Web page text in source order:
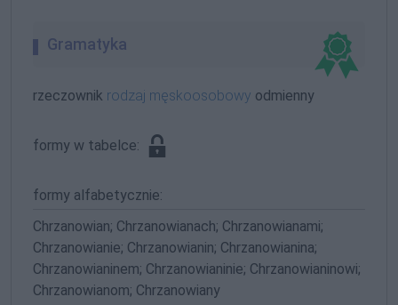
Gramatyka
rzeczownik rodzaj męskoosobowy odmienny
formy w tabelce:
formy alfabetycznie:
Chrzanowian; Chrzanowianach; Chrzanowianami;
Chrzanowianie; Chrzanowianin; Chrzanowianina;
Chrzanowianinem; Chrzanowianinie; Chrzanowianinowi;
Chrzanowianom; Chrzanowiany